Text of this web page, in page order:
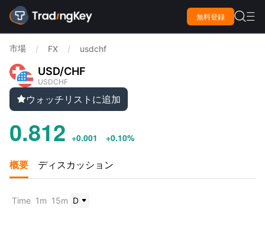
無料登録  
市場 / FX / usdchf
USD/CHF
USDCHF
ウォッチリストに追加
0.812 +0.001 +0.10%
概要 ディスカッション
Time 1m 15m D